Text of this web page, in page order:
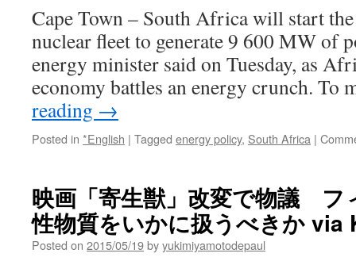
い
人」
に
発
信
で
０
回
上
in
young
people
via
The
Shimbun
Cape Town – South Africa will start
nuclear fleet to generate 9 600 MW of
energy minister said on Tuesday, as
economy battles an energy crunch.
reading →
Posted in *English | Tagged energy policy, South Africa |
映画「寄生獣」改変で物議 フ
性物質をいかに扱うべきか via
Posted on 2015/05/19byyukimiyamotodepaul